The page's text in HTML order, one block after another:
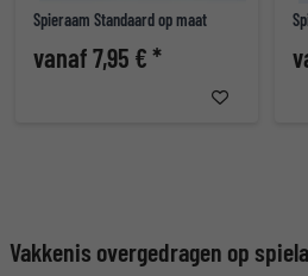
Spieraam Standaard op maat
vanaf 7,95 € *
Vakkenis overgedragen op